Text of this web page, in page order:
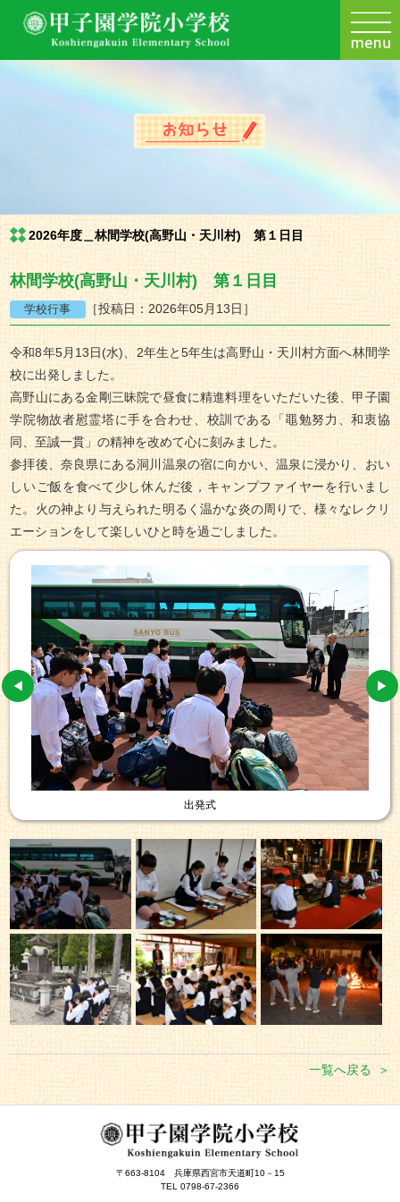
2026年度＿林間学校(高野山・天川村) 第１日目
林間学校(高野山・天川村) 第１日目
［投稿日：2026年05月13日］
令和8年5月13日(水)、2年生と5年生は高野山・天川村方面へ林間学
校に出発しました。
高野山にある金剛三昧院で昼食に精進料理をいただいた後、甲子園
学院物故者慰霊塔に手を合わせ、校訓である「黽勉努力、和衷協
同、至誠一貫」の精神を改めて心に刻みました。
参拝後、奈良県にある洞川温泉の宿に向かい、温泉に浸かり、おい
しいご飯を食べて少し休んだ後，キャンプファイヤーを行いまし
た。火の神より与えられた明るく温かな炎の周りで、様々なレクリ
エーションをして楽しいひと時を過ごしました。
出発式
一覧へ戻る
〒663-8104 兵庫県西宮市天道町10－15
TEL 0798-67-2366